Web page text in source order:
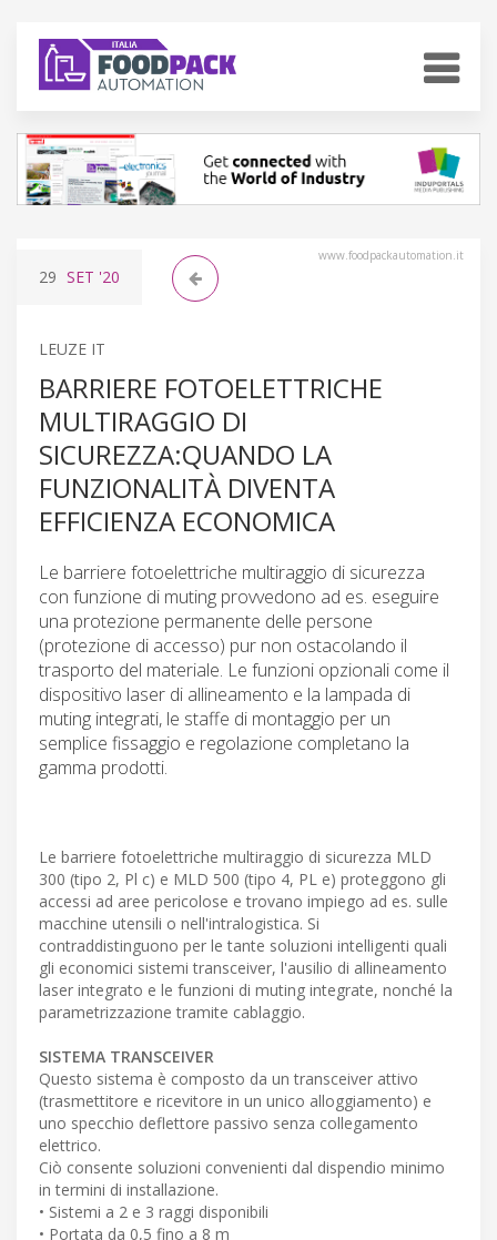
www.foodpackautomation.it
29 SET '20
LEUZE IT
BARRIERE FOTOELETTRICHE
MULTIRAGGIO DI
SICUREZZA:QUANDO LA
FUNZIONALITÀ DIVENTA
EFFICIENZA ECONOMICA
Le barriere fotoelettriche multiraggio di sicurezza
con funzione di muting provvedono ad es. eseguire
una protezione permanente delle persone
(protezione di accesso) pur non ostacolando il
trasporto del materiale. Le funzioni opzionali come il
dispositivo laser di allineamento e la lampada di
muting integrati, le staffe di montaggio per un
semplice fissaggio e regolazione completano la
gamma prodotti.
Le barriere fotoelettriche multiraggio di sicurezza MLD
300 (tipo 2, Pl c) e MLD 500 (tipo 4, PL e) proteggono gli
accessi ad aree pericolose e trovano impiego ad es. sulle
macchine utensili o nell'intralogistica. Si
contraddistinguono per le tante soluzioni intelligenti quali
gli economici sistemi transceiver, l'ausilio di allineamento
laser integrato e le funzioni di muting integrate, nonché la
parametrizzazione tramite cablaggio.
SISTEMA TRANSCEIVER
Questo sistema è composto da un transceiver attivo
(trasmettitore e ricevitore in un unico alloggiamento) e
uno specchio deflettore passivo senza collegamento
elettrico.
Ciò consente soluzioni convenienti dal dispendio minimo
in termini di installazione.
• Sistemi a 2 e 3 raggi disponibili
• Portata da 0,5 fino a 8 m